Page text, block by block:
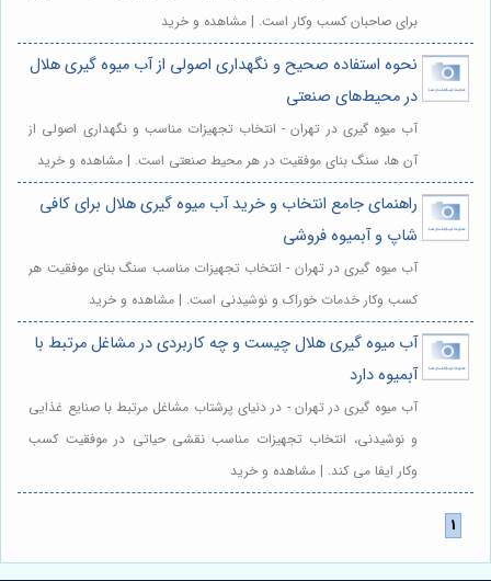
برای صاحبان کسب وکار است. | مشاهده و خرید
نحوه استفاده صحیح و نگهداری اصولی از آب میوه گیری هلال
در محیط‌های صنعتی
آب میوه گیری در تهران - انتخاب تجهیزات مناسب و نگهداری اصولی از
آن ها، سنگ بنای موفقیت در هر محیط صنعتی است. | مشاهده و خرید
راهنمای جامع انتخاب و خرید آب میوه گیری هلال برای کافی
شاپ و آبمیوه فروشی
آب میوه گیری در تهران - انتخاب تجهیزات مناسب سنگ بنای موفقیت هر
کسب وکار خدمات خوراک و نوشیدنی است. | مشاهده و خرید
آب میوه گیری هلال چیست و چه کاربردی در مشاغل مرتبط با
آبمیوه دارد
آب میوه گیری در تهران - در دنیای پرشتاب مشاغل مرتبط با صنایع غذایی
و نوشیدنی، انتخاب تجهیزات مناسب نقشی حیاتی در موفقیت کسب
وکار ایفا می کند. | مشاهده و خرید